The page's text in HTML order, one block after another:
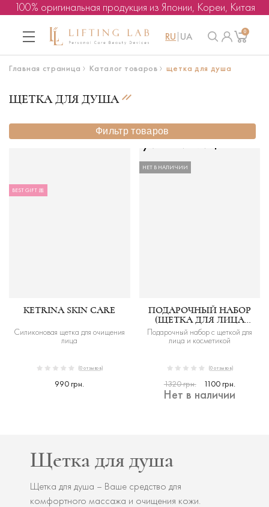
100% оригинальная продукция из Японии, Кореи, Китая
RU UA 0
Главная страница Каталог товаров щетка для душа
ЩЕТКА ДЛЯ ДУША
Фильтр товаров
BEST GIFT 🎀
KETRINA SKIN CARE
Силиконовая щетка для очищения
лица
(0 отзывов)
990 грн.
НЕТ В НАЛИЧИИ
ПОДАРОЧНЫЙ НАБОР
(ЩЕТКА ДЛЯ ЛИЦА
PULSE 4D)
Подарочный набор с щеткой для
лица и косметикой
(0 отзывов)
1320 грн. 1100 грн.
Нет в наличии
Щетка для душа
Щетка для душа – Ваше средство для
комфортного массажа и очищения кожи.